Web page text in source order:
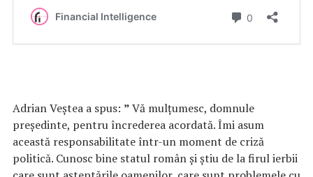
Adrian Veștea a spus: ”Vă mulțumesc, domnule
președinte, pentru încrederea acordată. Îmi asum
această responsabilitate într-un moment de criză
politică. Cunosc bine statul român și știu de la firul ierbii